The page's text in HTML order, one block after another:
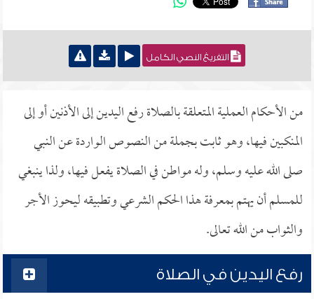
التفريغ النصي الكامل
من الأحكام العملية المتعلقة بالصلاة رفع اليدين إلى الأذنين أو إلى
المنكبين فيها، وهو ثابت بجملة من النصوص الواردة عن النبي
صلى الله عليه وسلم، وله مواطن في الصلاة يفعل فيها، ولذا ينبغي
للمسلم أن يهتم بمعرفة هذا الحكم الشرعي وتطبيقه ليحوز الأجر
والثواب من الله تعالى.
رفع اليدين في الصلاة